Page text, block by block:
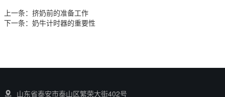
上一条： 挤奶前的准备工作
下一条： 奶牛计时器的重要性
山东省泰安市泰山区繁荣大街402号